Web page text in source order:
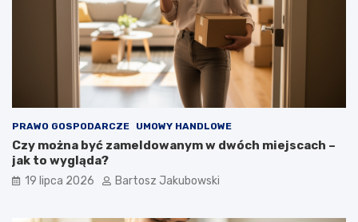
PRAWO GOSPODARCZE UMOWY HANDLOWE
Czy można być zameldowanym w dwóch miejscach –
jak to wygląda?
19 lipca 2026 Bartosz Jakubowski